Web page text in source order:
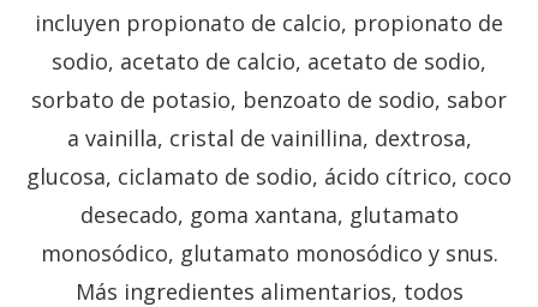
incluyen propionato de calcio, propionato de
sodio, acetato de calcio, acetato de sodio,
sorbato de potasio, benzoato de sodio, sabor
a vainilla, cristal de vainillina, dextrosa,
glucosa, ciclamato de sodio, ácido cítrico, coco
desecado, goma xantana, glutamato
monosódico, glutamato monosódico y snus.
Más ingredientes alimentarios, todos